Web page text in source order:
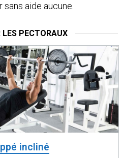
aide aucune.
LES PECTORAUX
incliné